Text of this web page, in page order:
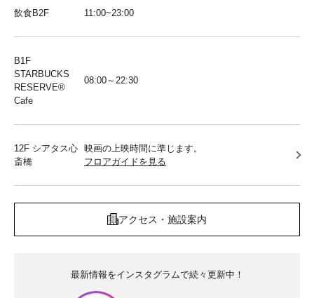
飲食B2F 11:00~23:00
B1F
STARBUCKS
RESERVE®︎
Cafe
08:00～22:30
12F シアタス心
斎橋
映画の上映時間に準じます。
フロアガイドを見る
アクセス・施設案内
最新情報をインスタグラムで続々更新中！